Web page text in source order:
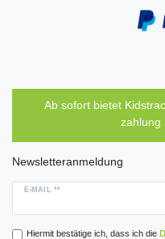
Ab sofort bietet
zahlung
Newsletteranmeldung
E-MAIL **
Hiermit bestätige ich, dass ich die